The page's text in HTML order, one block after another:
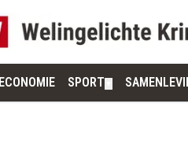
ECONOMIE SPORT